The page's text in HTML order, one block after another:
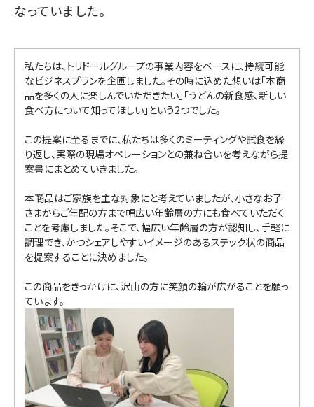
なっていました。
私たちは、トリドールグループの事業内容をベースに、持続可能
なビジネスプランを企画しました。その時に込めた想いは「本商
品を多くの人に楽しんでいただきたい」「うどんの新食感、新しい
食べ方について知ってほしい」という2つでした。
この提案に至るまでに、私たちは多くのミーティングや試食を繰
り返し、実際の現場オペレーションとの兼ね合いを考えながら提
案書にまとめていきました。
本商品はご家族を主な対象にと考えていましたが、小さなお子
さまからご年配の方まで幅広い年齢層の方にも食べていただく
ことを考慮しました。そこで、幅広い年齢層の方が認知し、手軽に
調理でき、かつシェアしやすいイメージのあるステック状の商品
を提案することに決めました。
この商品をきっかけに、沢山の方に笑顔の輪が広がることを願っ
ています。